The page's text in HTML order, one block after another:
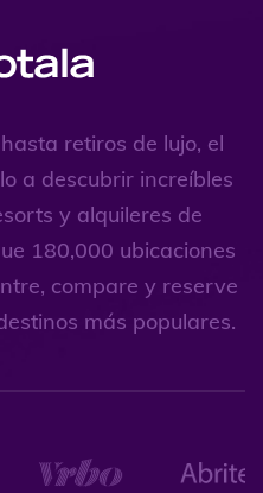
retiros de lujo, el
a descubrir increíbles
y alquileres de
180,000 ubicaciones
compare y reserve
más populares.